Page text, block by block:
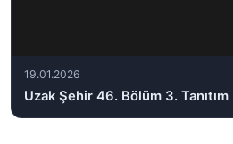
19.01.2026
Uzak Şehir 46. Bölüm 3. Tanıtım